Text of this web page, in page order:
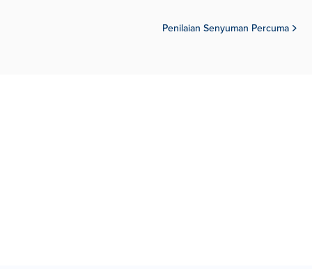
Penilaian Senyuman Percuma